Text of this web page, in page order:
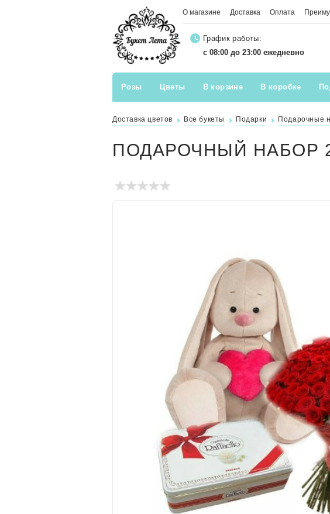
О магазине Доставка Оплата
График работы:
с 08:00 до 23:00 ежедневно
Розы Цветы В корзине В коробке
Доставка цветов Все букеты Подарки Подарочные
ПОДАРОЧНЫЙ НАБОР